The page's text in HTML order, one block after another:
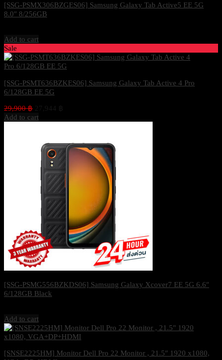
[SSG-PSMX306BZGES06] Samsung Galaxy Tab Active5 EE 5G
8.0″ 8/256GB
Add to cart
Sale
[SSG-PSMT636BZKES06] Samsung Galaxy Tab Active 4 Pro
6/128GB EE 5G
29,900฿
price
Add to cart
[SSG-PSMG556BZKDS06] Samsung Galaxy Xcover7 EE 5G 6.6″
6/128GB Black
Add to cart
[SNSE2225HM] Monitor Dell Pro 22 Monitor , 21.5″ 1920 x1080,